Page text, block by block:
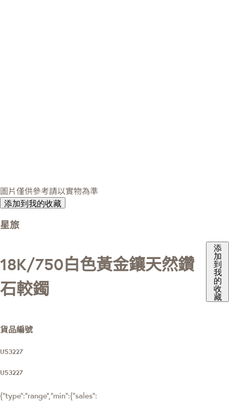
圖片僅供參考請以實物為準
添加到我的收藏
星旅
18K/750白色黃金鑲天然鑽
石較鐲
添
加
到
我
的
收
藏
貨品編號
U53227
U53227
{"type":"range","min":{"sales":